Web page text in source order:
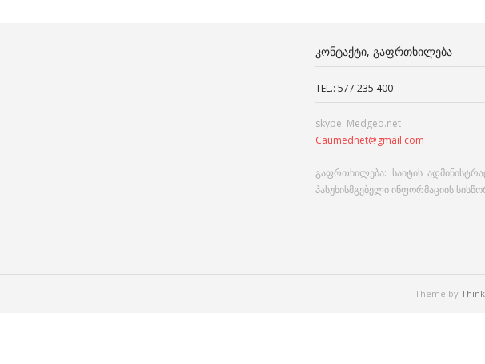
ᲙᲝᲜᲢᲐᲥᲢᲘ, ᲒᲐᲤᲠᲗᲮᲘᲚᲔᲑᲐ
TEL.: 577 235 400
skype: Medgeo.net
Caumednet@gmail.com
გაფრთხილება: საიტის
პასუხისმგებელი ინფორმაციის
Theme by